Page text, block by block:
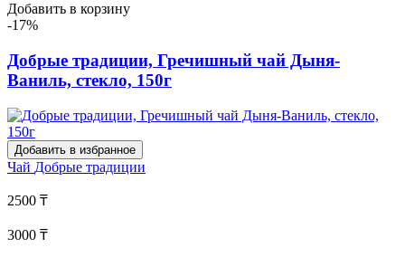
Добавить в корзину
-17%
Добрые традиции, Гречишный чай Дыня-
Ваниль, стекло, 150г
Добавить в избранное
Чай Добрые традиции
2500 ₸
3000 ₸